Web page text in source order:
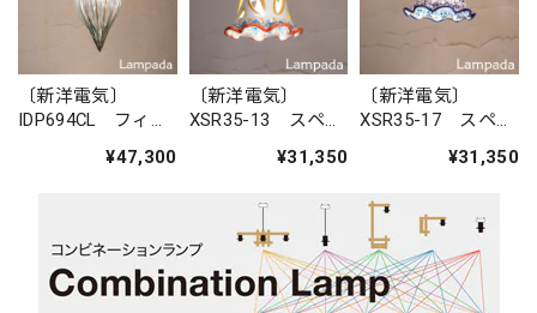
〔新洋電気〕
IDP694CL フィリ
ダントライト¥47,300
〔新洋電気〕
XSR35-13 スペイ
¥31,350
〔新洋電気〕
XSR35-17 スペイ
¥31,350